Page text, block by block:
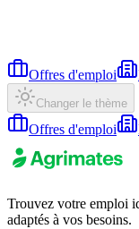
Offres d'emploi
Changer le thème
Offres d'emploi
Trouvez votre emploi
adaptés à vos besoins.